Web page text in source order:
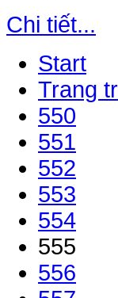
Chi tiết...
Start
Trang
550
551
552
553
554
555
556